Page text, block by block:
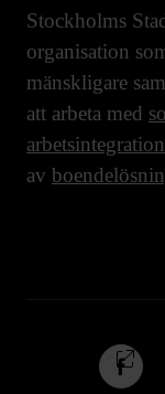
Stockholms
organisation
mänskligare
att arbeta med
arbetsintegration
av
Följ
oss